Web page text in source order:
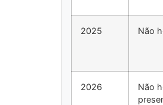
2025 Não
2026
Não